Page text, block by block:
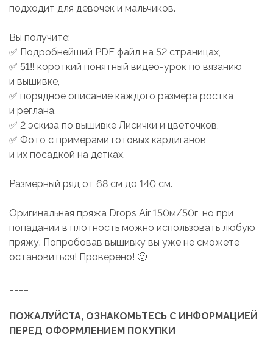
подходит для девочек и мальчиков.
Вы получите:
✅ Подробнейший PDF файл на 52 страницах,
✅ 51‼️ короткий понятный видео-урок по вязанию
и вышивке,
✅ порядное описание каждого размера ростка
и реглана,
✅ 2 эскиза по вышивке Лисички и цветочков,
✅ Фото с примерами готовых кардиганов
и их посадкой на детках.
Размерный ряд от 68 см до 140 см.
Оригинальная пряжа Drops Air 150м/50г, но при
попадании в плотность можно использовать любую
пряжу. Попробовав вышивку вы уже не сможете
остановиться! Проверено! 🙂
ПОЖАЛУЙСТА, ОЗНАКОМЬТЕСЬ С ИНФОРМАЦИЕЙ
ПЕРЕД ОФОРМЛЕНИЕМ ПОКУПКИ